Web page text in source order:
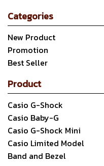
Categories
New Product
Promotion
Best Seller
Product
Casio G-Shock
Casio Baby-G
Casio G-Shock Mini
Casio Limited Model
Band and Bezel